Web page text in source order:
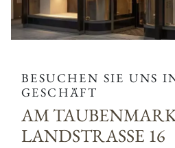
BESUCHEN SIE UNS
GESCHÄFT
AM
LANDSTRASSE 16